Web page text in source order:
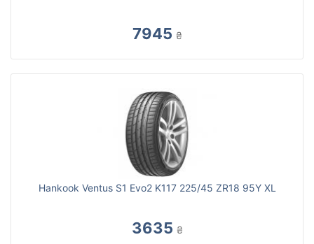
7945 ₴
Hankook Ventus S1 Evo2 K117 225/45 ZR18 95Y XL
3635 ₴